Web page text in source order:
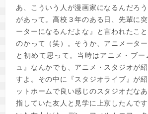
あ、こういう人が漫画家になるんだろ
があって。高校３年のある日、先輩に
ーターになるんだよな』と言われたこ
のかって（笑）。そうか、アニメーター
と初めて思って。当時はアニメ・ブー
ュ』なんかでも、アニメ・スタジオが
すよ。その中に『スタジオライブ』が
ットホームで良い感じのスタジオだな
指していた友人と見学に上京したんで